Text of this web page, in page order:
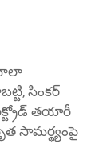
చాలా
సింకర్
తయారీ
సామర్థ్యంపై